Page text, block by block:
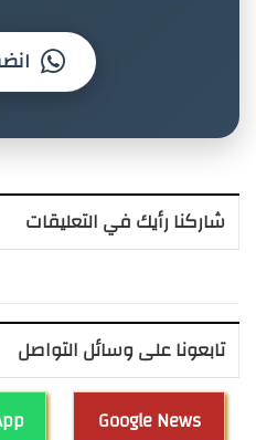
شاركنا رأيك في التعليقات
تابعونا على وسائل التواصل
Google News